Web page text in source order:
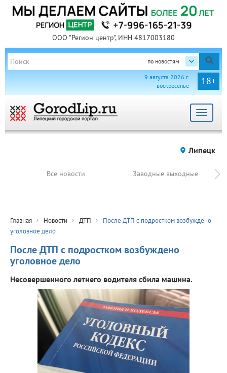
ООО "Регион центр", ИНН 4817003180
по новостям
18+
9 августа 2026 г.
воскресенье
Toggle
Липецк
Все новости Заводные выходные
Главная Новости ДТП
После ДТП с подростком возбуждено
уголовное дело
После ДТП с подростком возбуждено
уголовное дело
Несовершенного летнего водителя сбила машина.